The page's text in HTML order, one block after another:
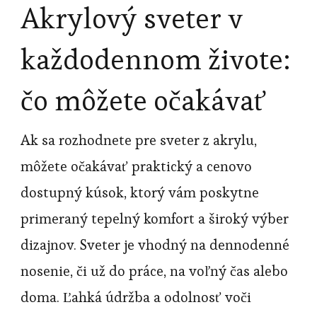
Akrylový sveter v
každodennom živote:
čo môžete očakávať
Ak sa rozhodnete pre sveter z akrylu,
môžete očakávať praktický a cenovo
dostupný kúsok, ktorý vám poskytne
primeraný tepelný komfort a široký výber
dizajnov. Sveter je vhodný na dennodenné
nosenie, či už do práce, na voľný čas alebo
doma. Ľahká údržba a odolnosť voči